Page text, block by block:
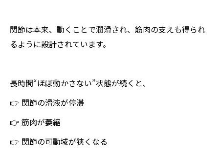
関節は本来、動くことで潤滑され、筋肉の支えも得られ
るように設計されています。
長時間“ほぼ動かさない”状態が続くと、
👉 関節の滑液が停滞
👉 筋肉が萎縮
👉 関節の可動域が狭くなる